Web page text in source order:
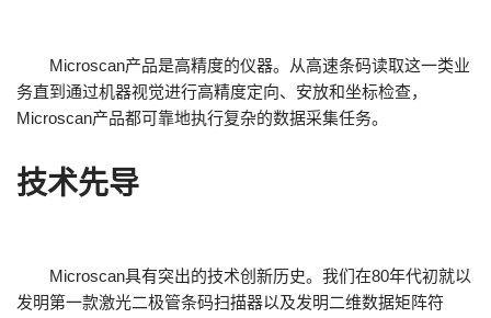
Microscan产品是高精度的仪器。从高速条码读取这一类业
务直到通过机器视觉进行高精度定向、安放和坐标检查，
Microscan产品都可靠地执行复杂的数据采集任务。
技术先导
Microscan具有突出的技术创新历史。我们在80年代初就以
发明第一款激光二极管条码扫描器以及发明二维数据矩阵符